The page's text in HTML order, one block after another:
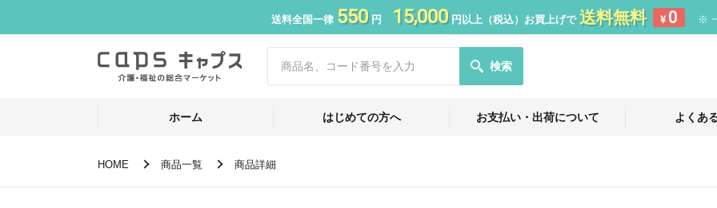
送料全国一律 550円 15,000円以上（税込）お買上げで 送料無料 ¥ 0 ※
検索
ホーム はじめての方へ お支払い・出荷について よくあ
HOME 商品一覧 商品詳細